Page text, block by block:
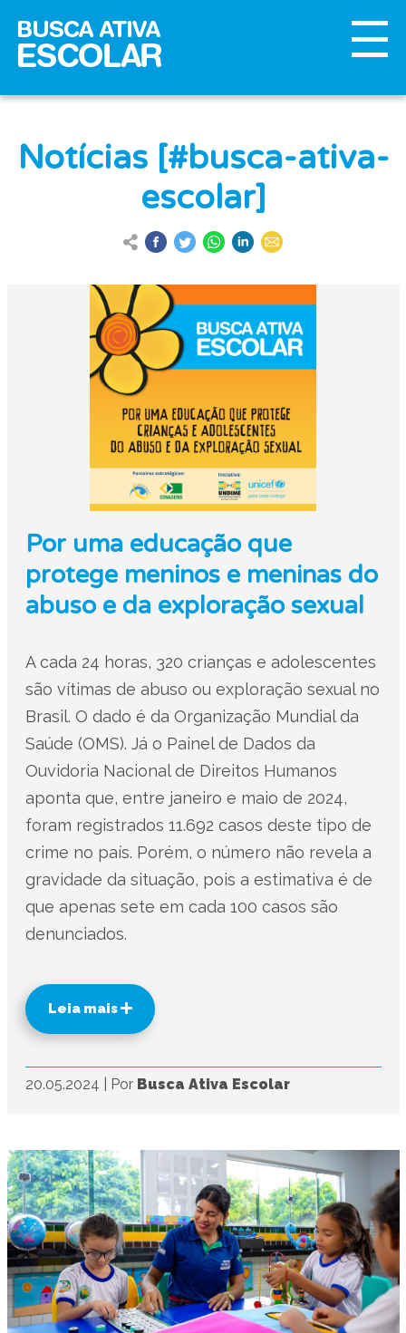
Notícias [#busca-ativa-
escolar]
Por uma educação que
protege meninos e meninas do
abuso e da exploração sexual
A cada 24 horas, 320 crianças e adolescentes
são vítimas de abuso ou exploração sexual no
Brasil. O dado é da Organização Mundial da
Saúde (OMS). Já o Painel de Dados da
Ouvidoria Nacional de Direitos Humanos
aponta que, entre janeiro e maio de 2024,
foram registrados 11.692 casos deste tipo de
crime no país. Porém, o número não revela a
gravidade da situação, pois a estimativa é de
que apenas sete em cada 100 casos são
denunciados.
Leia mais
20.05.2024 Por Busca Ativa Escolar